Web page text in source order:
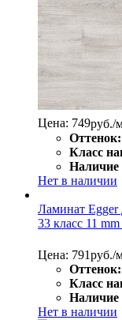
Цена: 749руб./
Оттенок:
Класс
Наличие
Нет в наличии
Ламинат
33 класс 11
Цена: 791руб./
Оттенок:
Класс
Наличие
Нет в наличии